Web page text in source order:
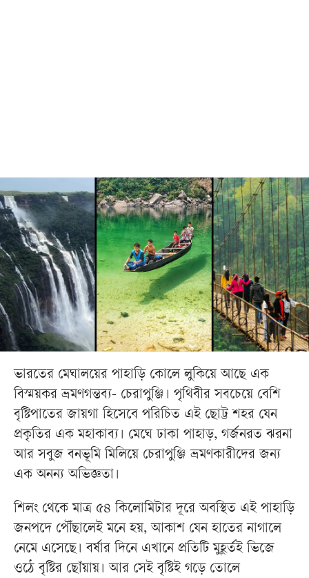
ভারতের মেঘালয়ের পাহাড়ি কোলে লুকিয়ে আছে এক
বিস্ময়কর ভ্রমণগন্তব্য- চেরাপুঞ্জি। পৃথিবীর সবচেয়ে বেশি
বৃষ্টিপাতের জায়গা হিসেবে পরিচিত এই ছোট্ট শহর যেন
প্রকৃতির এক মহাকাব্য। মেঘে ঢাকা পাহাড়, গর্জনরত ঝরনা
আর সবুজ বনভূমি মিলিয়ে চেরাপুঞ্জি ভ্রমণকারীদের জন্য
এক অনন্য অভিজ্ঞতা।
শিলং থেকে মাত্র ৫৪ কিলোমিটার দূরে অবস্থিত এই পাহাড়ি
জনপদে পৌঁছালেই মনে হয়, আকাশ যেন হাতের নাগালে
নেমে এসেছে। বর্ষার দিনে এখানে প্রতিটি মুহূর্তই ভিজে
ওঠে বৃষ্টির ছোঁয়ায়। আর সেই বৃষ্টিই গড়ে তোলে